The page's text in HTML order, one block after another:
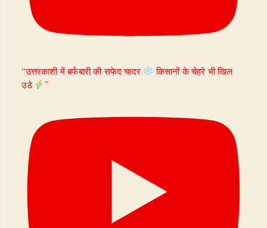
“उत्तरकाशी में बर्फबारी की सफेद चादर
किसानों के चेहरे भी खिल
उठे
”